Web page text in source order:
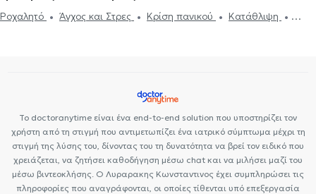
Ροχαλητό
Άγχος και Στρες Κρίση πανικού
Κατάθλιψη
Το doctoranytime είναι ένα end-to-end solution που υποστηρίζει τον
χρήστη από τη στιγμή που αντιμετωπίζει ένα ιατρικό σύμπτωμα μέχρι τη
στιγμή της λύσης του, δίνοντας του τη δυνατότητα να βρεί τον ειδικό που
χρειάζεται, να ζητήσει καθοδήγηση μέσω chat και να μιλήσει μαζί του
μέσω βιντεοκλήσης. Ο Λυραρακης Κωνσταντινος έχει συμπληρώσει τις
πληροφορίες που αναγράφονται, οι οποίες τίθενται υπό επεξεργασία